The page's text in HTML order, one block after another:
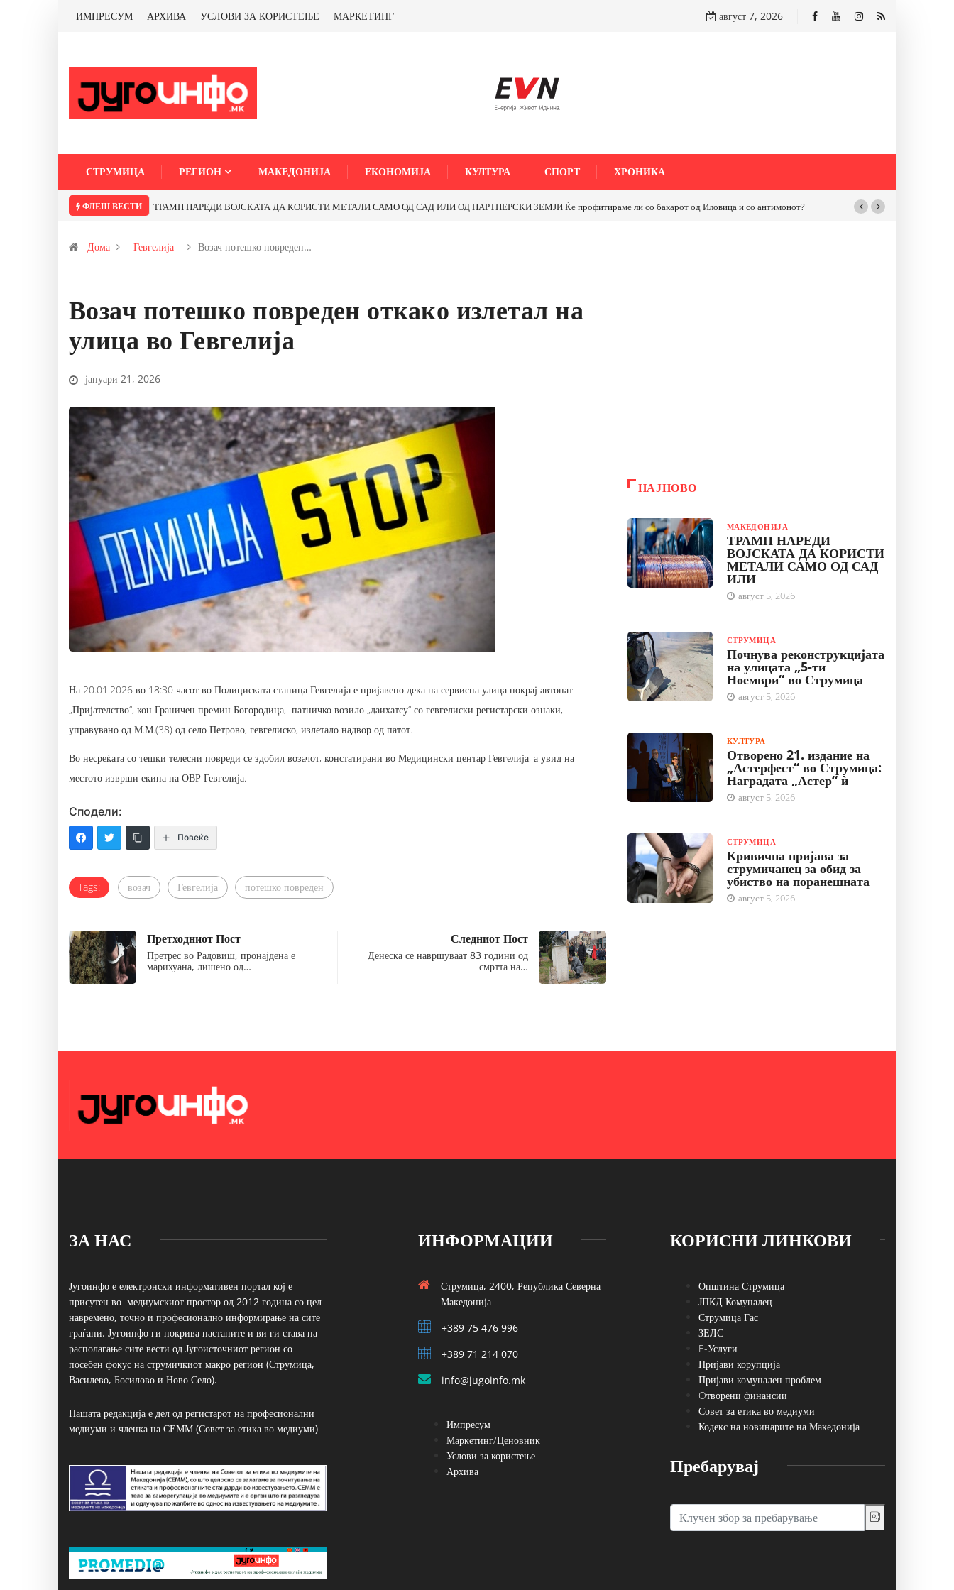
ИМПРЕСУМ АРХИВА УСЛОВИ ЗА КОРИСТЕЊЕ МАРКЕТИНГ август 7, 2026
СТРУМИЦА РЕГИОН МАКЕДОНИЈА ЕКОНОМИЈА КУЛТУРА СПОРТ ХРОНИКА
ФЛЕШ ВЕСТИ ТРАМП НАРЕДИ ВОЈСКАТА ДА КОРИСТИ МЕТАЛИ САМО ОД САД ИЛИ ОД ПАРТНЕРСКИ ЗЕМЈИ Ќе профитираме ли со бакарот од Иловица и со антимонот?
Дома Гевгелија Возач потешко повреден…
Возач потешко повреден откако излетал на
улица во Гевгелија
јануари 21, 2026
На 20.01.2026 во 18:30 часот во Полициската станица Гевгелија е пријавено дека на сервисна улица покрај автопат
„Пријателство“, кон Граничен премин Богородица, патничко возило „даихатсу“ со гевгелиски регистарски ознаки,
управувано од М.М.(38) од село Петрово, гевгелиско, излетало надвор од патот.
Во несреќата со тешки телесни повреди се здобил возачот, констатирани во Медицински центар Гевгелија, а увид на
местото изврши екипа на ОВР Гевгелија.
Сподели:
Повеќе
Tags: возач Гевгелија потешко повреден
Претходниот Пост
Претрес во Радовиш, пронајдена е
марихуана, лишено од…
Следниот Пост
Денеска се навршуваат 83 години од
смртта на…
НАЈНОВО
МАКЕДОНИЈА
ТРАМП НАРЕДИ
ВОЈСКАТА ДА КОРИСТИ
МЕТАЛИ САМО ОД САД
ИЛИ
август 5, 2026
СТРУМИЦА
Почнува реконструкцијата
на улицата „5-ти
Ноември“ во Струмица
август 5, 2026
КУЛТУРА
Отворено 21. издание на
„Астерфест“ во Струмица:
Наградата „Астер“ ѝ
август 5, 2026
СТРУМИЦА
Кривична пријава за
струмичанец за обид за
убиство на поранешната
август 5, 2026
ЗА НАС
Југоинфо е електронски информативен портал кој е
присутен во медиумскиот простор од 2012 година со цел
навремено, точно и професионално информирање на сите
граѓани. Југоинфо ги покрива настаните и ви ги става на
располагање сите вести од Југоисточниот регион со
посебен фокус на струмичкиот макро регион (Струмица,
Василево, Босилово и Ново Село).
Нашата редакција е дел од регистарот на професионални
медиуми и членка на СЕММ (Совет за етика во медиуми)
ИНФОРМАЦИИ
Струмица, 2400, Република Северна
Македонија
+389 75 476 996
+389 71 214 070
info@jugoinfo.mk
Импресум
Маркетинг/Ценовник
Услови за користење
Архива
КОРИСНИ ЛИНКОВИ
Општина Струмица
ЈПКД Комуналец
Струмица Гас
ЗЕЛС
E-Услуги
Пријави корупција
Пријави комунален проблем
Oтворени финансии
Совет за етика во медиуми
Кодекс на новинарите на Македонија
Пребарувај